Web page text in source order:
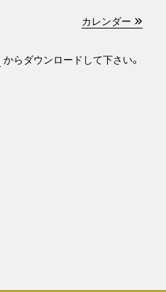
カレンダー
からダウンロードして下さい。